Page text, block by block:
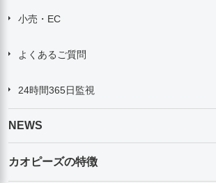
小売・EC
よくあるご質問
24時間365日監視
NEWS
カオピーズの特徴